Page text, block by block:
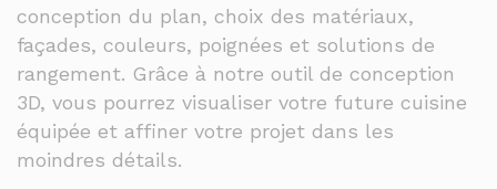
conception du plan, choix des matériaux,
façades, couleurs, poignées et solutions de
rangement. Grâce à notre outil de conception
3D, vous pourrez visualiser votre future cuisine
équipée et affiner votre projet dans les
moindres détails.